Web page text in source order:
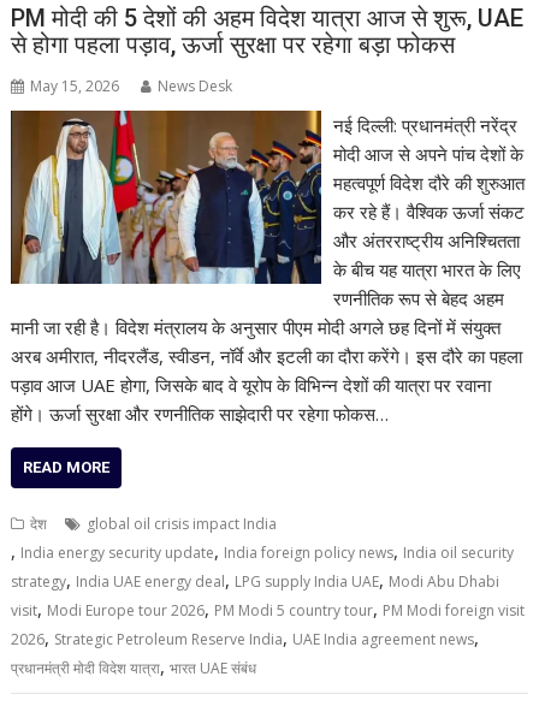
PM मोदी की 5 देशों की अहम विदेश यात्रा आज से शुरू, UAE
से होगा पहला पड़ाव, ऊर्जा सुरक्षा पर रहेगा बड़ा फोकस
May 15, 2026 News Desk
नई दिल्ली: प्रधानमंत्री नरेंद्र
मोदी आज से अपने पांच देशों के
महत्वपूर्ण विदेश दौरे की शुरुआत
कर रहे हैं। वैश्विक ऊर्जा संकट
और अंतरराष्ट्रीय अनिश्चितता
के बीच यह यात्रा भारत के लिए
रणनीतिक रूप से बेहद अहम
मानी जा रही है। विदेश मंत्रालय के अनुसार पीएम मोदी अगले छह दिनों में संयुक्त
अरब अमीरात, नीदरलैंड, स्वीडन, नॉर्वे और इटली का दौरा करेंगे। इस दौरे का पहला
पड़ाव आज UAE होगा, जिसके बाद वे यूरोप के विभिन्न देशों की यात्रा पर रवाना
होंगे। ऊर्जा सुरक्षा और रणनीतिक साझेदारी पर रहेगा फोकस…
READ MORE
देश global oil crisis impact India
, India energy security update, India foreign policy news, India oil security
strategy, India UAE energy deal, LPG supply India UAE, Modi Abu Dhabi
visit, Modi Europe tour 2026, PM Modi 5 country tour, PM Modi foreign visit
2026, Strategic Petroleum Reserve India, UAE India agreement news,
प्रधानमंत्री मोदी विदेश यात्रा,भारत UAE संबंध